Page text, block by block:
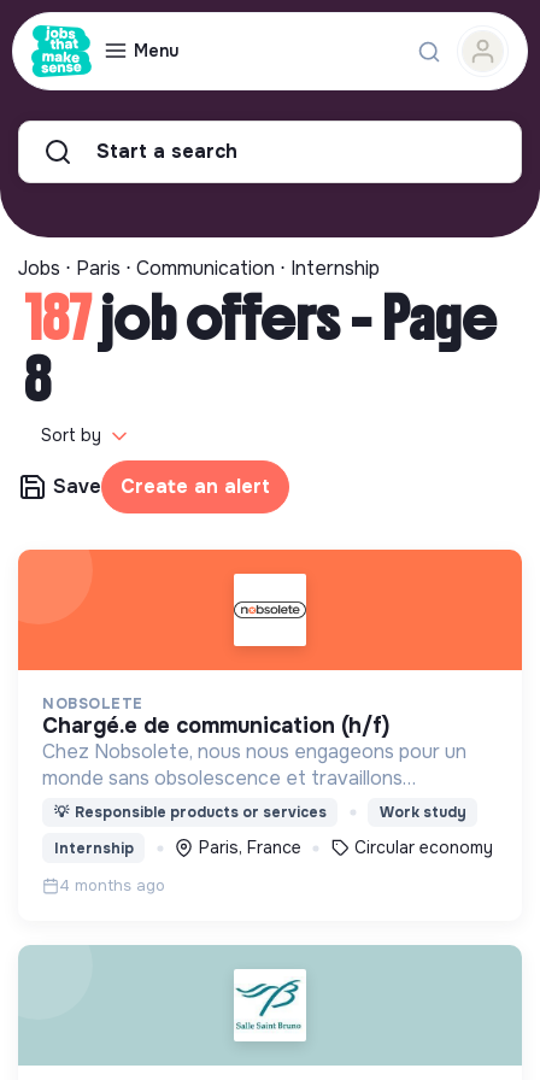
Menu
Start a search
Jobs ⋅ Paris ⋅ Communication ⋅ Internship
187job offers - Page
8
Sort by
Save Create an alert
NOBSOLETE
chargé.e de communication (h/f)
Chez Nobsolete, nous nous engageons pour un
monde sans obsolescence et travaillons
concrètement pour rendre nos objets du
💡 Responsible products or services
Work study
Internship
Paris, France Circular economy
4 months ago